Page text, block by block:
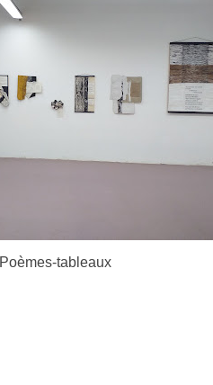
Poèmes-tableaux